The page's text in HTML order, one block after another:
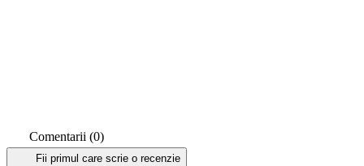
Comentarii (0)
Fii primul care scrie o recenzie